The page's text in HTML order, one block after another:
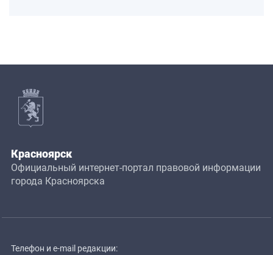
Красноярск
Официальный интернет-портал правовой информации
города Красноярска
Телефон и e-mail редакции: